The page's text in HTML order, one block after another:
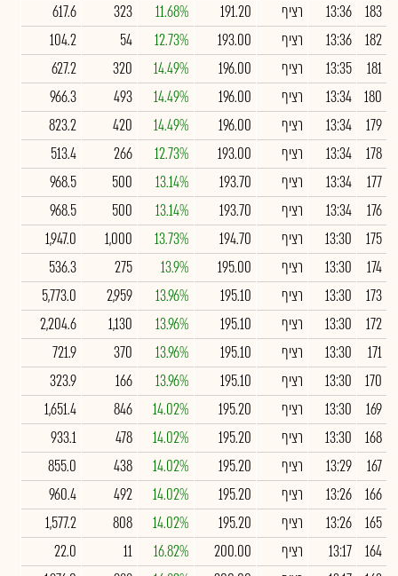
183
13:36 רציף 191.20
11.68%
323
617.6
182
13:36 רציף 193.00
12.73%
54
104.2
181
13:35 רציף 196.00
14.49%
320
627.2
180
13:34 רציף 196.00
14.49%
493
966.3
179
13:34 רציף 196.00
14.49%
420
823.2
178
13:34 רציף 193.00
12.73%
266
513.4
177
13:34 רציף 193.70
13.14%
500
968.5
176
13:34 רציף 193.70
13.14%
500
968.5
175
13:30 רציף 194.70
13.73%
1,000
1,947.0
174
13:30 רציף 195.00
13.9%
275
536.3
173
13:30 רציף 195.10
13.96%
2,959
5,773.0
172
13:30 רציף 195.10
13.96%
1,130
2,204.6
171
13:30 רציף 195.10
13.96%
370
721.9
170
13:30 רציף 195.10
13.96%
166
323.9
169
13:30 רציף 195.20
14.02%
846
1,651.4
168
13:30 רציף 195.20
14.02%
478
933.1
167
13:29 רציף 195.20
14.02%
438
855.0
166
13:26 רציף 195.20
14.02%
492
960.4
165
13:26 רציף 195.20
14.02%
808
1,577.2
164
13:17 רציף 200.00
16.82%
11
22.0